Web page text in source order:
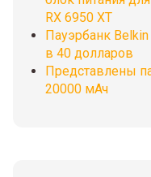
RX 6950 XT
Пауэрбанк
в 40 долларов
Представлены
20000 мАч